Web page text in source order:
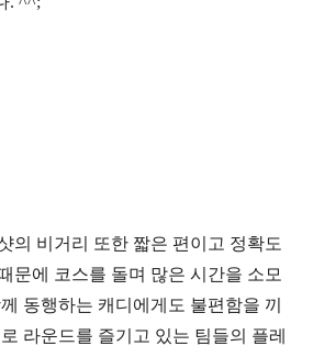
의 비거리 또한 짧은 편이고 정확도
문에 코스를 돌며 많은 시간을 소모
동행하는 캐디에게도 불편함을 끼
라운드를 즐기고 있는 팀들의 플레